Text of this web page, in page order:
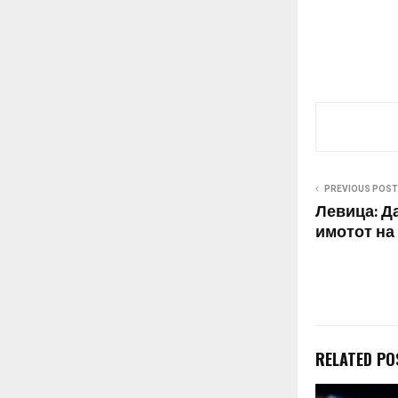
PREVIOUS POST
Левица:
имотот
RELATED